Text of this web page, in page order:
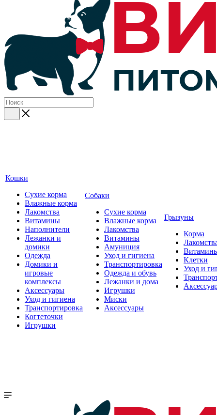
Кошки
Сухие корма
Влажные корма
Лакомства
Витамины
Наполнители
Лежанки и
домики
Одежда
Домики и
игровые
комплексы
Аксессуары
Уход и гигиена
Транспортировка
Когтеточки
Игрушки
Собаки
Сухие корма
Влажные корма
Лакомства
Витамины
Амуниция
Уход и гигиена
Транспортировка
Одежда и обувь
Лежанки и дома
Игрушки
Миски
Аксессуары
Грызуны
Корма
Клетки
Уход и